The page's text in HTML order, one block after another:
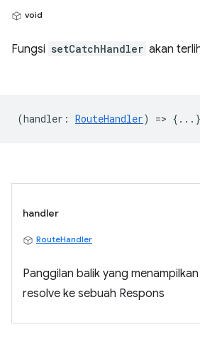
void
Fungsi setCatchHandler akan
(handler : RouteHandler) => {...}
handler
RouteHandler
Panggilan balik yang
resolve ke sebuah Respons